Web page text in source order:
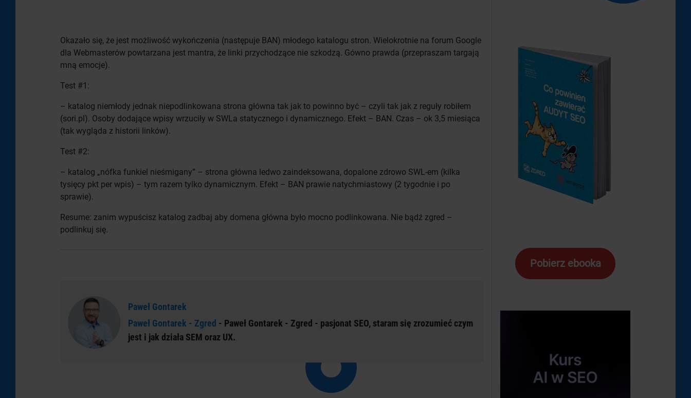
Okazało się, że jest możliwość wykończenia (następuje BAN) młodego katalogu stron. Wielokrotnie na forum Google
dla Webmasterów powtarzana jest mantra, że linki przychodzące nie szkodzą. Gówno prawda (przepraszam targają
mną emocje).
Test #1:
– katalog niemłody jednak niepodlinkowana strona główna tak jak to powinno być – czyli tak jak z reguły robiłem
(sori.pl). Osoby dodające wpisy wrzuciły w SWLa statycznego i dynamicznego. Efekt – BAN. Czas – ok 3,5 miesiąca
(tak wygląda z historii linków).
Test #2:
– katalog „nófka funkiel nieśmigany” – strona główna ledwo zaindeksowana, dopalone zdrowo SWL-em (kilka
tysięcy pkt per wpis) – tym razem tylko dynamicznym. Efekt – BAN prawie natychmiastowy (2 tygodnie i po
sprawie).
Resume: zanim wypuścisz katalog zadbaj aby domena główna było mocno podlinkowana. Nie bądź zgred –
podlinkuj się.
Paweł Gontarek
Paweł Gontarek - Zgred - Paweł Gontarek - Zgred - pasjonat SEO, staram się zrozumieć czym
jest i jak działa SEM oraz UX.
Pobierz ebooka